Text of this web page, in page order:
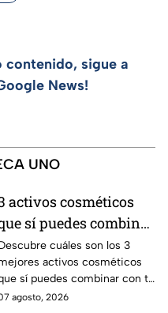
contenido, sigue a
News!
UNO
activos cosméticos
sí puedes combinar
tu suero de
C sin riesgo
manchas
cuáles son los 3
activos cosméticos
sí puedes combinar con tu
de vitamina C sin riesgo
agosto, 2026